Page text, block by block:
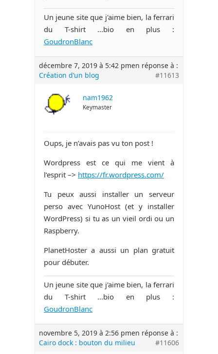
Un jeune site que j'aime bien, la ferrari
du T-shirt ...bio en plus :
GoudronBlanc
décembre 7, 2019 à 5:42 pmen réponse à :
Création d’un blog
#11613
nam1962
Keymaster
Oups, je n’avais pas vu ton post !
Wordpress est ce qui me vient à
l’esprit –> https://fr.wordpress.com/
Tu peux aussi installer un serveur
perso avec YunoHost (et y installer
WordPress) si tu as un vieil ordi ou un
Raspberry.
PlanetHoster a aussi un plan gratuit
pour débuter.
Un jeune site que j'aime bien, la ferrari
du T-shirt ...bio en plus :
GoudronBlanc
novembre 5, 2019 à 2:56 pmen réponse à :
Cairo dock : bouton du milieu
#11606